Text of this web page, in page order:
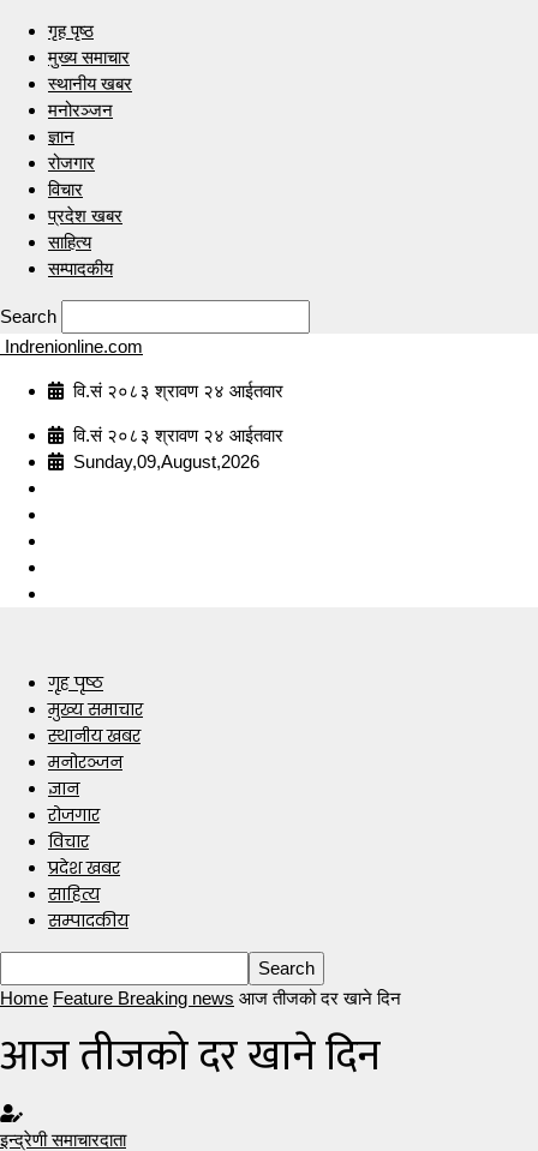
गृह पृष्ठ
मुख्य समाचार
स्थानीय खबर
मनोरञ्जन
ज्ञान
रोजगार
विचार
प्रदेश खबर
साहित्य
सम्पादकीय
Search
Indrenionline.com
वि.सं २०८३ श्रावण २४ आईतवार
वि.सं २०८३ श्रावण २४ आईतवार
Sunday,09,August,2026
गृह पृष्ठ
मुख्य समाचार
स्थानीय खबर
मनोरञ्जन
ज्ञान
रोजगार
विचार
प्रदेश खबर
साहित्य
सम्पादकीय
Home Feature Breaking news आज तीजको दर खाने दिन
आज तीजको दर खाने दिन
इन्द्रेणी समाचारदाता